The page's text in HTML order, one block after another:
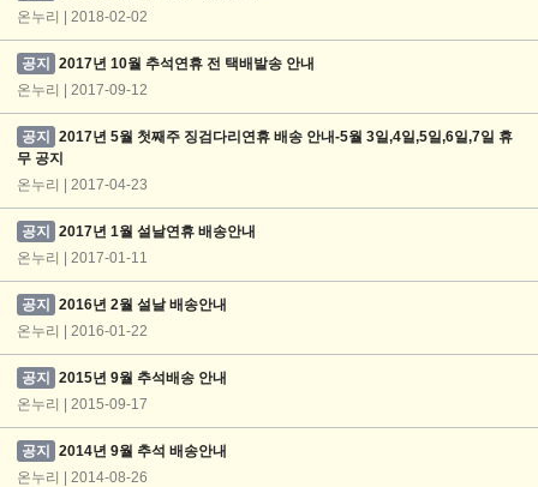
온누리 | 2018-02-02
공지
2017년 10월 추석연휴 전 택배발송 안내
온누리 | 2017-09-12
공지
2017년 5월 첫째주 징검다리연휴 배송 안내-5월 3일,4일,5일,6일,7일 휴
무 공지
온누리 | 2017-04-23
공지
2017년 1월 설날연휴 배송안내
온누리 | 2017-01-11
공지
2016년 2월 설날 배송안내
온누리 | 2016-01-22
공지
2015년 9월 추석배송 안내
온누리 | 2015-09-17
공지
2014년 9월 추석 배송안내
온누리 | 2014-08-26